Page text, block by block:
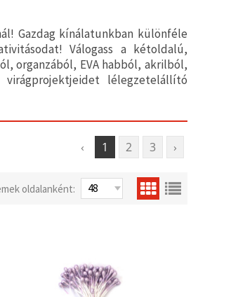
Gazdag kínálatunkban különféle
Válogass a kétoldalú,
organzából, EVA habból, akrilból,
lélegzetelállító
‹ 1 2 3 ›
oldalanként: